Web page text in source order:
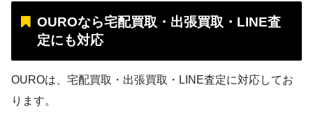
OUROなら宅配買取・出張買取・LINE査
定にも対応
OUROは、宅配買取・出張買取・LINE査定に対応してお
ります。